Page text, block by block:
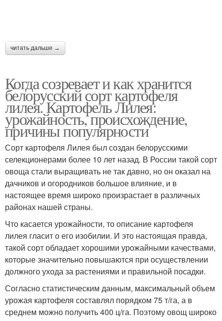
читать дальше →
Когда созревает и как хранится
белорусский сорт картофеля
лилея. Картофель Лилея:
урожайность, происхождение,
причины популярности
Сорт картофеля Лилея был создан белорусскими
селекционерами более 10 лет назад. В России такой сорт
овоща стали выращивать не так давно, но он оказал на
дачников и огородников большое влияние, и в
настоящее время широко произрастает в различных
районах нашей страны.
Что касается урожайности, то описание картофеля
лилея гласит о его изобилии. И это настоящая правда,
такой сорт обладает хорошими урожайными качествами,
которые значительно повышаются при осуществлении
должного ухода за растениями и правильной посадки.
Согласно статистическим данным, максимальный объем
урожая картофеля составлял порядком 75 т/га, а в
среднем можно получить 400 ц/га. Поэтому овощ широко